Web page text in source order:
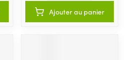
Ajouter au panier